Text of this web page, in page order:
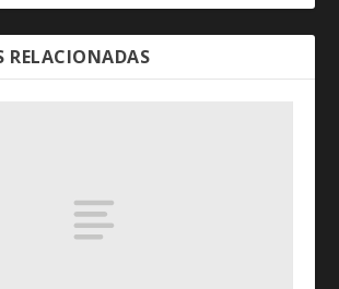
RELACIONADAS